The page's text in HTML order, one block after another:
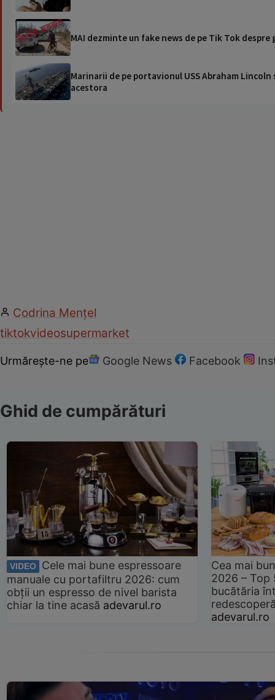
MAI dezminte un fake news de pe Tik Tok
Marinarii de pe portavionul USS Abraham
acestora
Codrina Mențel
tiktokvideosupermarket
Urmărește-ne pe Google News Facebook
Ghid de cumpărături
VIDEO
Cele mai bune espressoare
manuale cu portafiltru 2026: cum
obții un espresso de nivel barista
chiar la tine acasă adevarul.ro
Cea mai
2026 –
bucătăria
adevarul.ro